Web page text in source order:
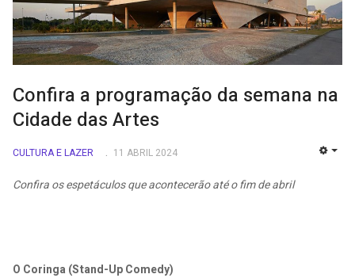
Confira a programação da semana na
Cidade das Artes
CULTURA E LAZER 11 ABRIL 2024
Confira os espetáculos que acontecerão até o fim de abril
O Coringa (Stand-Up Comedy)